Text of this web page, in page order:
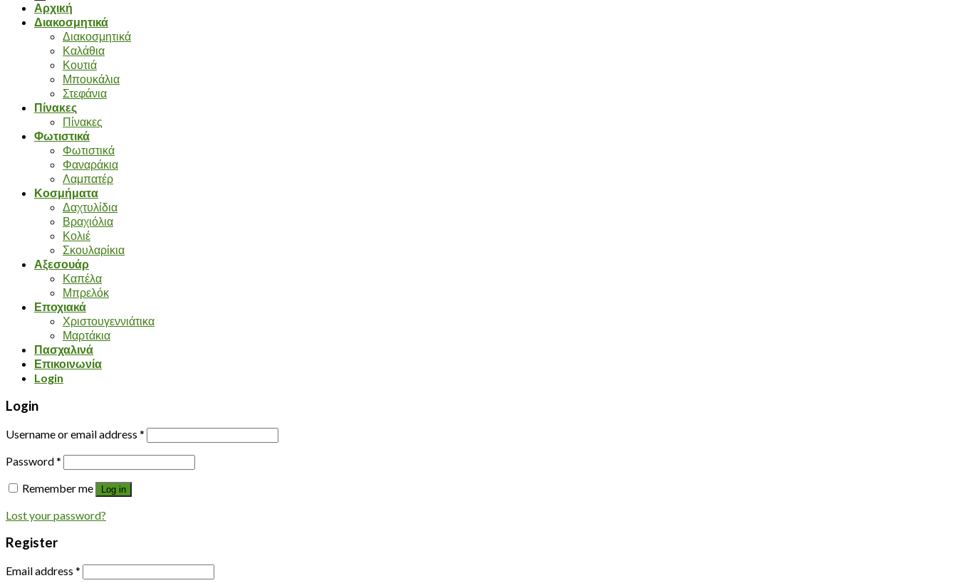
Αρχική
Διακοσμητικά
Διακοσμητικά
Καλάθια
Κουτιά
Μπουκάλια
Στεφάνια
Πίνακες
Πίνακες
Φωτιστικά
Φωτιστικά
Φαναράκια
Λαμπατέρ
Κοσμήματα
Δαχτυλίδια
Βραχιόλια
Κολιέ
Σκουλαρίκια
Αξεσουάρ
Καπέλα
Μπρελόκ
Εποχιακά
Χριστουγεννιάτικα
Μαρτάκια
Πασχαλινά
Επικοινωνία
Login
Login
Username or email address *
Password*
Remember me
Log in
Lost your password?
Register
Email address *